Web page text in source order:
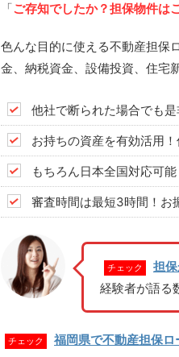
「ご存知でしたか？担保物件は
色んな目的に使える不動産担保
金、納税資金、設備投資、住宅
他社で断られた場合でも是
お持ちの資産を有効活用
もちろん日本全国対応可能
審査時間は最短3時間！お
チェック
担
経験者が語る
チェック 福岡県で不動産担保ロ